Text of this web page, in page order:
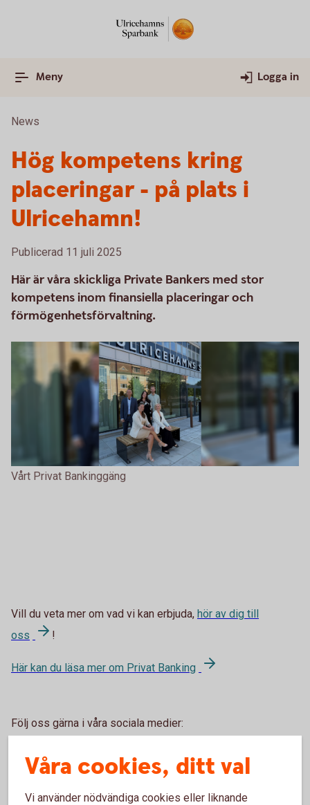
Meny Logga in
News
Hög kompetens kring
placeringar - på plats i
Ulricehamn!
Publicerad 11 juli 2025
Här är våra skickliga Private Bankers med stor
kompetens inom finansiella placeringar och
förmögenhetsförvaltning.
Vårt Privat Bankinggäng
Vill du veta mer om vad vi kan erbjuda, hör av dig till
oss
!
Här kan du läsa mer om Privat Banking
Följ oss gärna i våra sociala medier:
Facebook
Våra cookies, ditt val
Vi använder nödvändiga cookies eller liknande